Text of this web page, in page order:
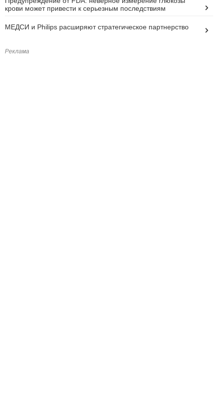
крови может привести к серьезным последствиям
МЕДСИ и Philips расширяют стратегическое партнерство
Реклама